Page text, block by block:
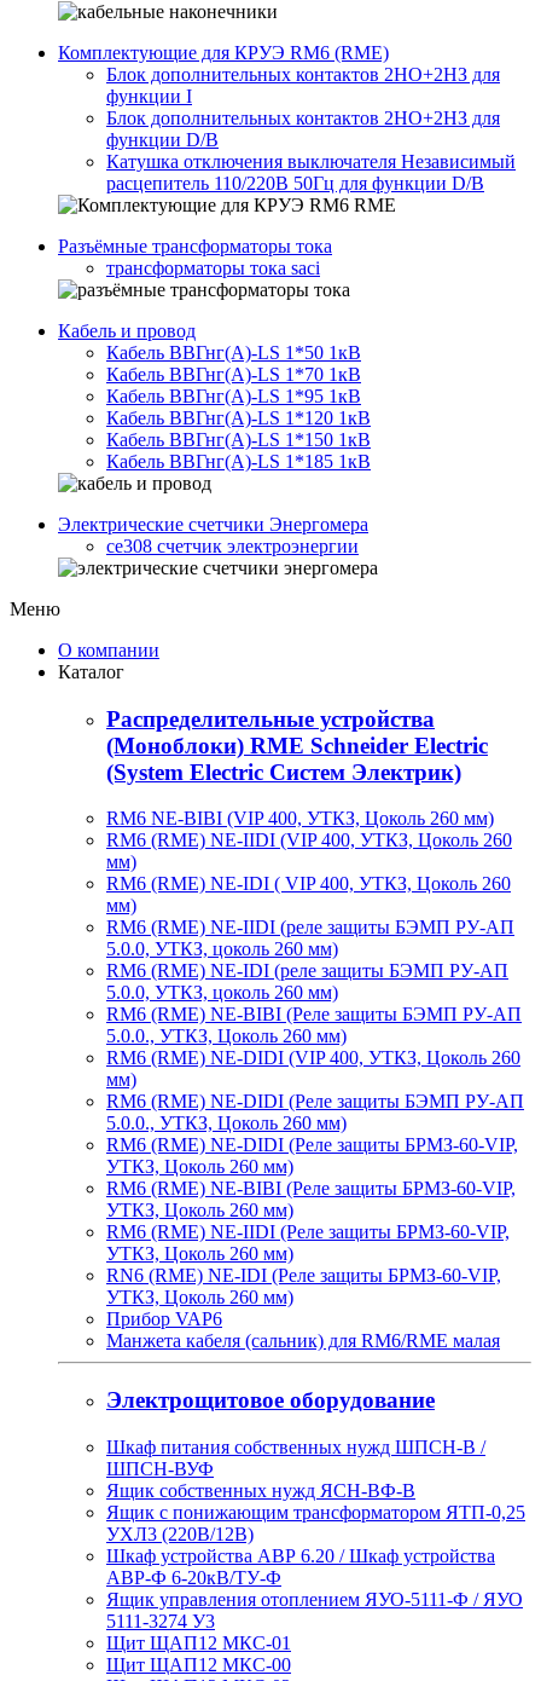
Комплектующие для КРУЭ RM6 (RME)
Блок дополнительных контактов 2НО+2НЗ для
функции I
Блок дополнительных контактов 2НО+2НЗ для
функции D/B
Катушка отключения выключателя Независимый
расцепитель 110/220В 50Гц для функции D/B
Разъёмные трансформаторы тока
трансформаторы тока saci
Кабель и провод
Кабель ВВГнг(A)-LS 1*50 1кВ
Кабель ВВГнг(A)-LS 1*70 1кВ
Кабель ВВГнг(A)-LS 1*95 1кВ
Кабель ВВГнг(A)-LS 1*120 1кВ
Кабель ВВГнг(A)-LS 1*150 1кВ
Кабель ВВГнг(A)-LS 1*185 1кВ
Электрические счетчики Энергомера
ce308 счетчик электроэнергии
Меню
О компании
Каталог
Распределительные устройства
(Моноблоки) RME Schneider Electric
(System Electric Систем Электрик)
RM6 NE-BIBI (VIP 400, УТКЗ, Цоколь 260 мм)
RM6 (RME) NE-IIDI (VIP 400, УТКЗ, Цоколь 260
мм)
RM6 (RME) NE-IDI ( VIP 400, УТКЗ, Цоколь 260
мм)
RM6 (RME) NE-IIDI (реле защиты БЭМП РУ-АП
5.0.0, УТКЗ, цоколь 260 мм)
RM6 (RME) NE-IDI (реле защиты БЭМП РУ-АП
5.0.0, УТКЗ, цоколь 260 мм)
RM6 (RME) NE-BIBI (Реле защиты БЭМП РУ-АП
5.0.0., УТКЗ, Цоколь 260 мм)
RM6 (RME) NE-DIDI (VIP 400, УТКЗ, Цоколь 260
мм)
RM6 (RME) NE-DIDI (Реле защиты БЭМП РУ-АП
5.0.0., УТКЗ, Цоколь 260 мм)
RM6 (RME) NE-DIDI (Реле защиты БРМЗ-60-VIP,
УТКЗ, Цоколь 260 мм)
RM6 (RME) NE-BIBI (Реле защиты БРМЗ-60-VIP,
УТКЗ, Цоколь 260 мм)
RM6 (RME) NE-IIDI (Реле защиты БРМЗ-60-VIP,
УТКЗ, Цоколь 260 мм)
RN6 (RME) NE-IDI (Реле защиты БРМЗ-60-VIP,
УТКЗ, Цоколь 260 мм)
Прибор VAP6
Манжета кабеля (сальник) для RM6/RME малая
Электрощитовое оборудование
Шкаф питания собственных нужд ШПСН-В /
ШПСН-ВУФ
Ящик собственных нужд ЯСН-ВФ-В
Ящик с понижающим трансформатором ЯТП-0,25
УХЛ3 (220В/12В)
Шкаф устройства АВР 6.20 / Шкаф устройства
АВР-Ф 6-20кВ/ТУ-Ф
Ящик управления отоплением ЯУО-5111-Ф / ЯУО
5111-3274 У3
Щит ЩАП12 МКС-01
Щит ЩАП12 МКС-00